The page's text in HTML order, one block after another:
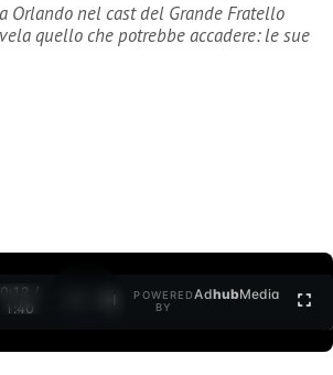
Orlando nel cast del Grande Fratello
quello che potrebbe accadere: le sue
0:13 /
1:40
POWERED
BY
AdhubMedia